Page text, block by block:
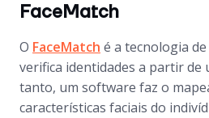
FaceMatch
O FaceMatch é a tecnologia
verifica identidades a partir de
tanto, um software faz o
características faciais do